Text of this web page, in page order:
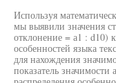
Используя
мы выявили значения
отклонение = а1 : d10)
особенностей языка
для нахождения
показатель значимости